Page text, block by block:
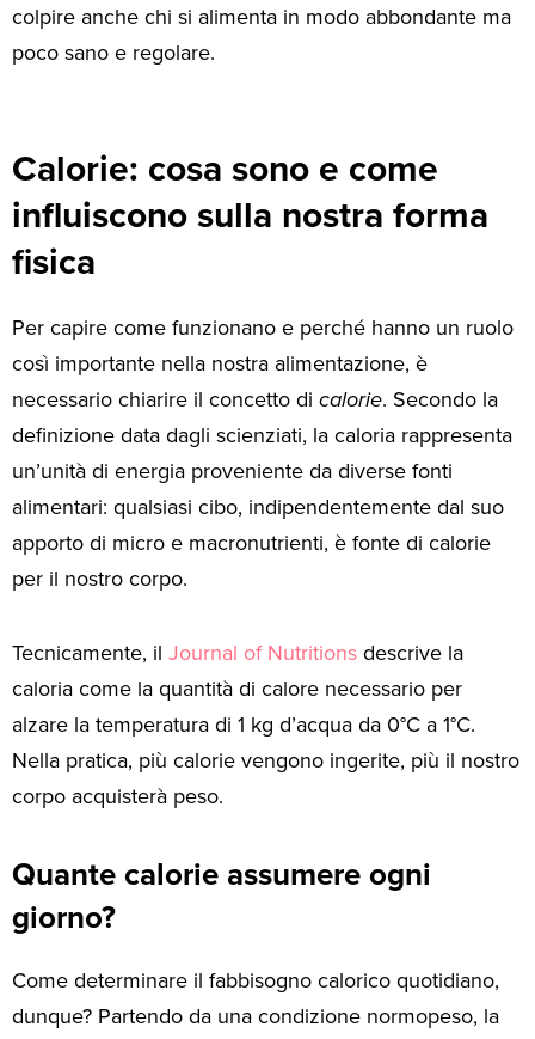
colpire anche chi si alimenta in modo abbondante ma
poco sano e regolare.
Calorie: cosa sono e come
influiscono sulla nostra forma
fisica
Per capire come funzionano e perché hanno un ruolo
così importante nella nostra alimentazione, è
necessario chiarire il concetto di calorie. Secondo la
definizione data dagli scienziati, la caloria rappresenta
un’unità di energia proveniente da diverse fonti
alimentari: qualsiasi cibo, indipendentemente dal suo
apporto di micro e macronutrienti, è fonte di calorie
per il nostro corpo.
Tecnicamente, il Journal of Nutritionsdescrive la
caloria come la quantità di calore necessario per
alzare la temperatura di 1 kg d’acqua da 0°C a 1°C.
Nella pratica, più calorie vengono ingerite, più il nostro
corpo acquisterà peso.
Quante calorie assumere ogni
giorno?
Come determinare il fabbisogno calorico quotidiano,
dunque? Partendo da una condizione normopeso, la